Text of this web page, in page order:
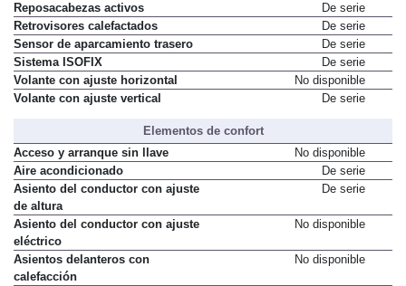
Reposacabezas activos
De serie
Retrovisores calefactados
De serie
Sensor de aparcamiento trasero
De serie
Sistema ISOFIX
De serie
Volante con ajuste horizontal
No disponible
Volante con ajuste vertical
De serie
Elementos de confort
Acceso y arranque sin llave
No disponible
Aire acondicionado
De serie
Asiento del conductor con ajuste
de altura
De serie
Asiento del conductor con ajuste
eléctrico
No disponible
Asientos delanteros con
calefacción
No disponible